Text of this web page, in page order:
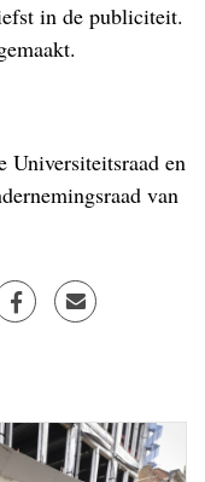
in de publiciteit.
Universiteitsraad en
van